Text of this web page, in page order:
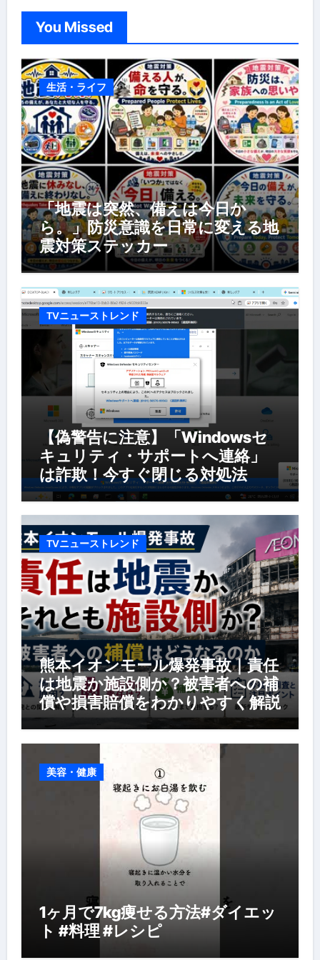
You Missed
生活・ライフ
「地震は突然、備えは今日か
ら。」防災意識を日常に変える地
震対策ステッカー
TVニューストレンド
【偽警告に注意】「Windowsセ
キュリティ・サポートへ連絡」
は詐欺！今すぐ閉じる対処法
TVニューストレンド
熊本イオンモール爆発事故｜責任
は地震か施設側か？被害者への補
償や損害賠償をわかりやすく解説
美容・健康
1ヶ月で7kg痩せる方法#ダイエッ
ト #料理 #レシピ